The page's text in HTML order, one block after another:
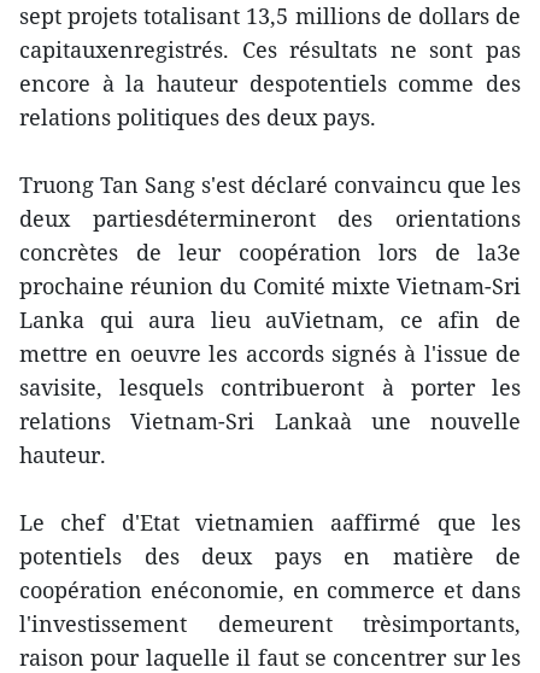
sept projets totalisant 13,5 millions de dollars de
capitauxenregistrés. Ces résultats ne sont pas
encore à la hauteur despotentiels comme des
relations politiques des deux pays.
Truong Tan Sang s'est déclaré convaincu que les
deux partiesdétermineront des orientations
concrètes de leur coopération lors de la3e
prochaine réunion du Comité mixte Vietnam-Sri
Lanka qui aura lieu auVietnam, ce afin de
mettre en oeuvre les accords signés à l'issue de
savisite, lesquels contribueront à porter les
relations Vietnam-Sri Lankaà une nouvelle
hauteur.
Le chef d'Etat vietnamien aaffirmé que les
potentiels des deux pays en matière de
coopération enéconomie, en commerce et dans
l'investissement demeurent trèsimportants,
raison pour laquelle il faut se concentrer sur les